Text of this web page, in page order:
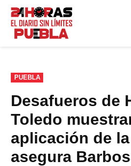
Saltar
contenido
PUBLICADO
EN
PUEBLA
Desafueros de
Toledo
aplicación de
asegura